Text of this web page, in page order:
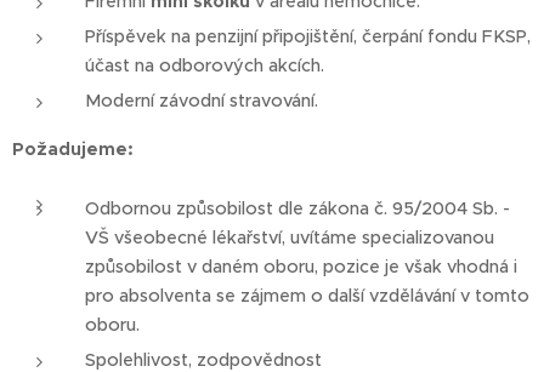
Příspěvek na penzijní připojištění, čerpání fondu FKSP,
účast na odborových akcích.
Moderní závodní stravování.
Požadujeme:
Odbornou způsobilost dle zákona č. 95/2004 Sb. -
VŠ všeobecné lékařství, uvítáme specializovanou
způsobilost v daném oboru, pozice je však vhodná i
pro absolventa se zájmem o další vzdělávání v tomto
oboru.
Spolehlivost, zodpovědnost